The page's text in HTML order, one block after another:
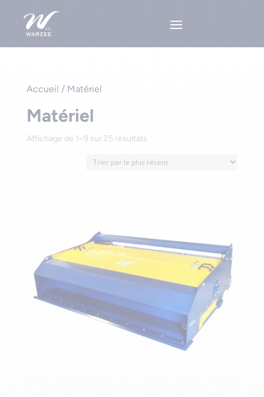
Accueil / Matériel
Matériel
Affichage de 1–9 sur 25 résultatsSorted
latest